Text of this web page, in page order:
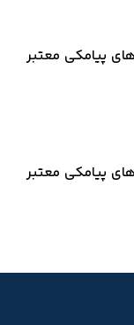
پیامکی معتبر
پیامکی معتبر